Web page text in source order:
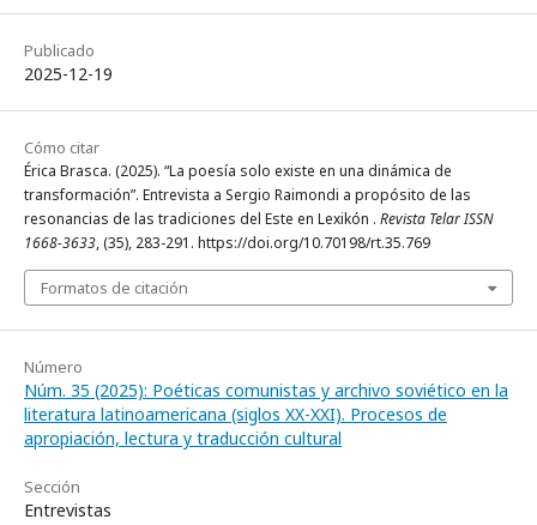
Publicado
2025-12-19
Cómo citar
Érica Brasca. (2025). “La poesía solo existe en una dinámica de
transformación”. Entrevista a Sergio Raimondi a propósito de las
resonancias de las tradiciones del Este en Lexikón . Revista Telar ISSN
1668-3633, (35), 283-291. https://doi.org/10.70198/rt.35.769
Formatos de citación
Número
Núm. 35 (2025): Poéticas comunistas y archivo soviético en la
literatura latinoamericana (siglos XX-XXI). Procesos de
apropiación, lectura y traducción cultural
Sección
Entrevistas